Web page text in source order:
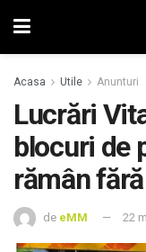
Acasa Utile Anunturi
Lucrări
blocuri de
rămân
de eMM 22